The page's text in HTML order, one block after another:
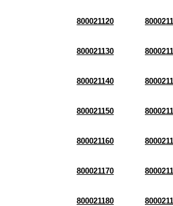
800021120
800021130
800021140
800021150
800021160
800021170
800021180